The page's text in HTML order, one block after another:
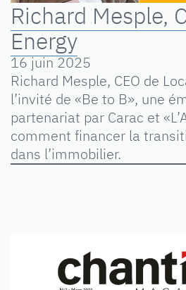
Richard Mesple,
Energy
16 juin 2025
Richard Mesple, CEO de
l’invité de «Be to B», une
partenariat par Carac et
comment financer la
dans l’immobilier.